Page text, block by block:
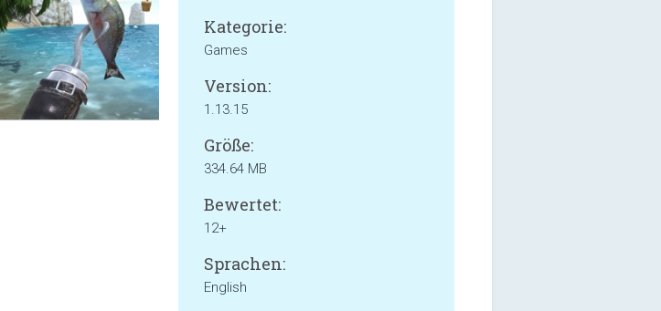
Kategorie:
Games
Version:
1.13.15
Größe:
334.64 MB
Bewertet:
12+
Sprachen:
English